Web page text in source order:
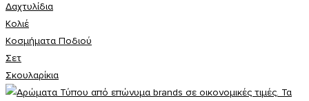
Δαχτυλίδια
Κολιέ
Κοσμήματα Ποδιού
Σετ
Σκουλαρίκια